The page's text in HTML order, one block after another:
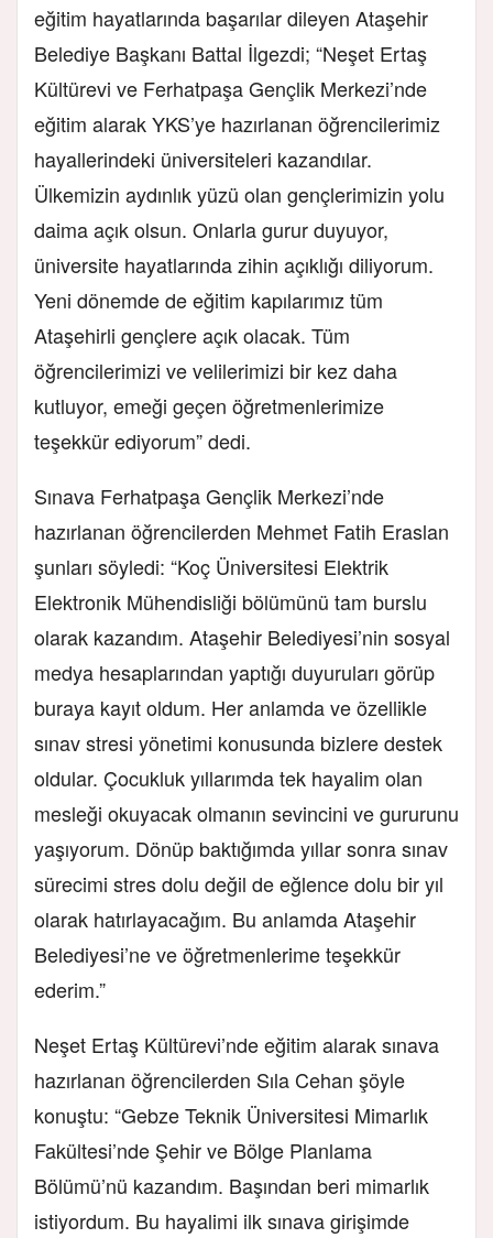
eğitim hayatlarında başarılar dileyen Ataşehir
Belediye Başkanı Battal İlgezdi; “Neşet Ertaş
Kültürevi ve Ferhatpaşa Gençlik Merkezi’nde
eğitim alarak YKS’ye hazırlanan öğrencilerimiz
hayallerindeki üniversiteleri kazandılar.
Ülkemizin aydınlık yüzü olan gençlerimizin yolu
daima açık olsun. Onlarla gurur duyuyor,
üniversite hayatlarında zihin açıklığı diliyorum.
Yeni dönemde de eğitim kapılarımız tüm
Ataşehirli gençlere açık olacak. Tüm
öğrencilerimizi ve velilerimizi bir kez daha
kutluyor, emeği geçen öğretmenlerimize
teşekkür ediyorum” dedi.
Sınava Ferhatpaşa Gençlik Merkezi’nde
hazırlanan öğrencilerden Mehmet Fatih Eraslan
şunları söyledi: “Koç Üniversitesi Elektrik
Elektronik Mühendisliği bölümünü tam burslu
olarak kazandım. Ataşehir Belediyesi’nin sosyal
medya hesaplarından yaptığı duyuruları görüp
buraya kayıt oldum. Her anlamda ve özellikle
sınav stresi yönetimi konusunda bizlere destek
oldular. Çocukluk yıllarımda tek hayalim olan
mesleği okuyacak olmanın sevincini ve gururunu
yaşıyorum. Dönüp baktığımda yıllar sonra sınav
sürecimi stres dolu değil de eğlence dolu bir yıl
olarak hatırlayacağım. Bu anlamda Ataşehir
Belediyesi’ne ve öğretmenlerime teşekkür
ederim.”
Neşet Ertaş Kültürevi’nde eğitim alarak sınava
hazırlanan öğrencilerden Sıla Cehan şöyle
konuştu: “Gebze Teknik Üniversitesi Mimarlık
Fakültesi’nde Şehir ve Bölge Planlama
Bölümü’nü kazandım. Başından beri mimarlık
istiyordum. Bu hayalimi ilk sınava girişimde